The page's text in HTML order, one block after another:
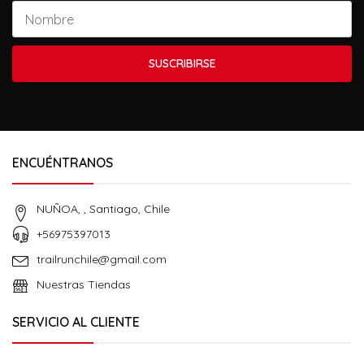
SUSCRIBIRSE
ENCUÉNTRANOS
NUÑOA, , Santiago, Chile
+56975397013
trailrunchile@gmail.com
Nuestras Tiendas
SERVICIO AL CLIENTE